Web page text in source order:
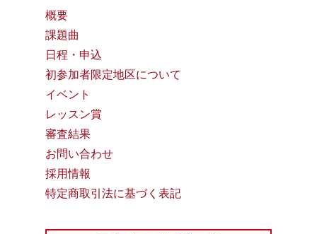
概要
課題曲
日程・申込
初参加者限定地区について
イベント
レッスン賞
審査結果
お問い合わせ
採用情報
特定商取引法に基づく表記